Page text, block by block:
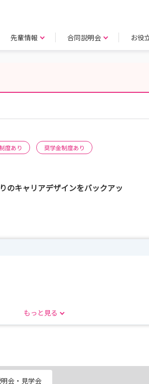
先輩情報 合同説明会 お役
度あり 奨学金制度あり
のキャリアデザインをバックアッ
署の見学や、希望者には寮見学も実施いたし
もっと見る
会・見学会